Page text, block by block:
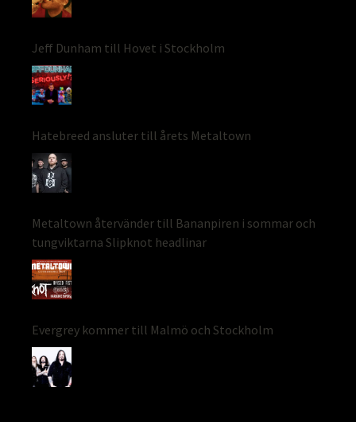
Jeff Dunham till Hovet i Stockholm
Hatebreed ansluter till årets Metaltown
Metaltown återvänder till Bananpiren i sommar och
tungviktarna Slipknot headlinar
Evergrey kommer till Malmö och Stockholm